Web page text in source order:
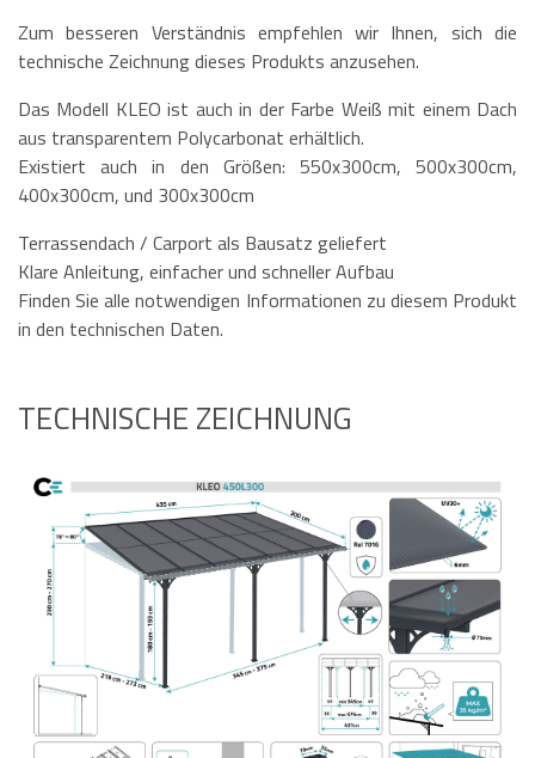
Zum besseren Verständnis empfehlen wir Ihnen, sich die
technische Zeichnung dieses Produkts anzusehen.
Das Modell KLEO ist auch in der Farbe Weiß mit einem Dach
aus transparentem Polycarbonat erhältlich.
Existiert auch in den Größen: 550x300cm, 500x300cm,
400x300cm, und 300x300cm
Terrassendach / Carport als Bausatz geliefert
Klare Anleitung, einfacher und schneller Aufbau
Finden Sie alle notwendigen Informationen zu diesem Produkt
in den technischen Daten.
TECHNISCHE ZEICHNUNG